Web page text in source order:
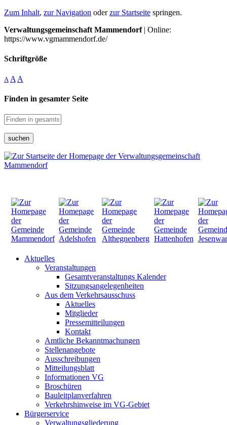
Zum Inhalt, zur Navigation oderzur Startseite springen.
Verwaltungsgemeinschaft Mammendorf| Online:
https://www.vgmammendorf.de/
Schriftgröße
A A A
Finden in gesamter Seite
suchen
Aktuelles
Veranstaltungen
Gesamtveranstaltungs Kalender
Sitzungsangelegenheiten
Aus dem Verkehrsausschuss
Aktuelles
Mitglieder
Pressemitteilungen
Kontakt
Amtliche Bekanntmachungen
Stellenangebote
Ausschreibungen
Mitteilungsblatt
Informationen VG
Broschüren
Bauleitplanverfahren
Verkehrshinweise im VG-Gebiet
Bürgerservice
Verwaltungsgliederung